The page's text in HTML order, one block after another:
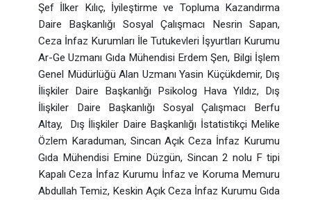
Şef İlker Kılıç, İyileştirme ve Topluma Kazandırma
Daire Başkanlığı Sosyal Çalışmacı Nesrin Sapan,
Ceza İnfaz Kurumları İle Tutukevleri İşyurtları Kurumu
Ar-Ge Uzmanı Gıda Mühendisi Erdem Şen, Bilgi İşlem
Genel Müdürlüğü Alan Uzmanı Yasin Küçükdemir, Dış
İlişkiler Daire Başkanlığı Psikolog Hava Yıldız, Dış
İlişkiler Daire Başkanlığı Sosyal Çalışmacı Berfu
Altay, Dış İlişkiler Daire Başkanlığı İstatistikçi Melike
Özlem Karaduman, Sincan Açık Ceza İnfaz Kurumu
Gıda Mühendisi Emine Düzgün, Sincan 2 nolu F tipi
Kapalı Ceza İnfaz Kurumu İnfaz ve Koruma Memuru
Abdullah Temiz, Keskin Açık Ceza İnfaz Kurumu Gıda